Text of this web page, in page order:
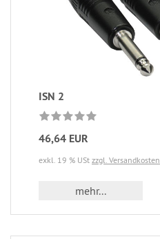
ISN 2
46,64 EUR
exkl. 19 % USt zzgl. Versandkosten
mehr...